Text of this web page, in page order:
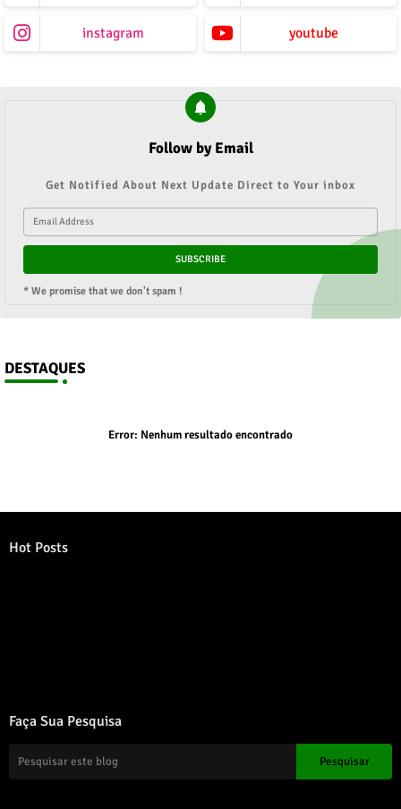
instagram youtube
Follow by Email
Get Notified About Next Update Direct to Your inbox
* We promise that we don't spam !
DESTAQUES
Error: Nenhum resultado encontrado
Hot Posts
Faça Sua Pesquisa